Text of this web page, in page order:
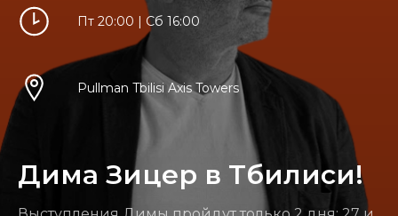
Пт 20:00 | Сб 16:00
Pullman Tbilisi Axis Towers
Дима Зицер в Тбилиси!